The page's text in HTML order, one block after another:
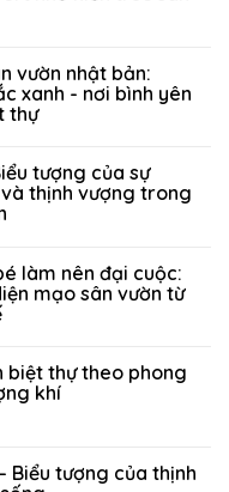
vườn nhật bản:
xanh - nơi bình yên
thự
tượng của sự
thịnh vượng trong
làm nên đại cuộc:
mạo sân vườn từ
biệt thự theo phong
khí
Biểu tượng của thịnh